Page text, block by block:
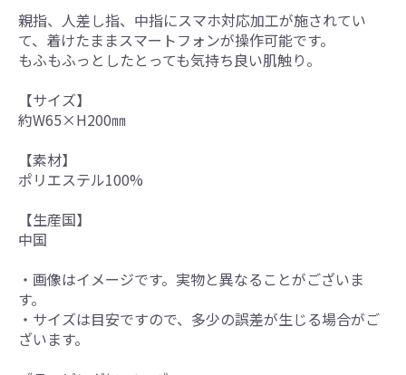
親指、人差し指、中指にスマホ対応加工が施されてい
て、着けたままスマートフォンが操作可能です。
もふもふっとしたとっても気持ち良い肌触り。
【サイズ】
約W65×H200㎜
【素材】
ポリエステル100%
【生産国】
中国
・画像はイメージです。実物と異なることがございま
す。
・サイズは目安ですので、多少の誤差が生じる場合がご
ざいます。